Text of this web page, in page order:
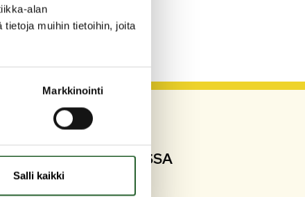
alan
muihin tietoihin, joita
Markkinointi
Salli kaikki
KATSO KAIKKI
SEURAA SOMESSA